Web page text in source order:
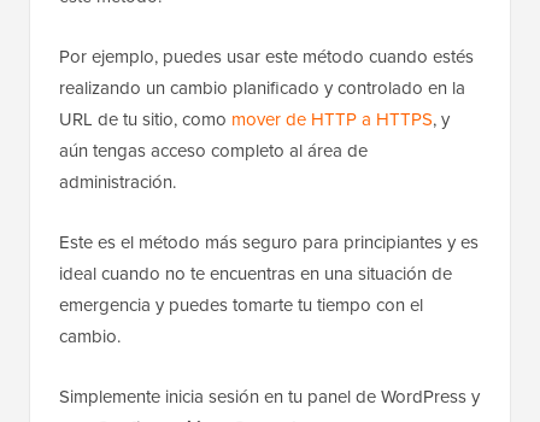
Por ejemplo, puedes usar este método cuando estés
realizando un cambio planificado y controlado en la
URL de tu sitio, como mover de HTTP a HTTPS, y
aún tengas acceso completo al área de
administración.
Este es el método más seguro para principiantes y es
ideal cuando no te encuentras en una situación de
emergencia y puedes tomarte tu tiempo con el
cambio.
Simplemente inicia sesión en tu panel de WordPress y